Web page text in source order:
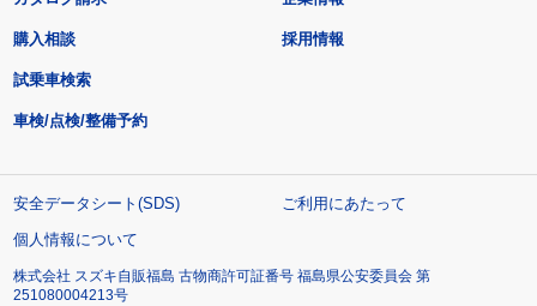
購入相談
試乗車検索
車検/点検/整備予約
採用情報
安全データシート(SDS)
ご利用にあたって
個人情報について
株式会社 スズキ自販福島 古物商許可証番号 福島県公安委員会 第
251080004213号